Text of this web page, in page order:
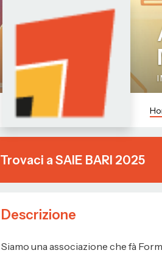
Trovaci a SAIE BARI 2025
Descrizione
Siamo una associazione che fà